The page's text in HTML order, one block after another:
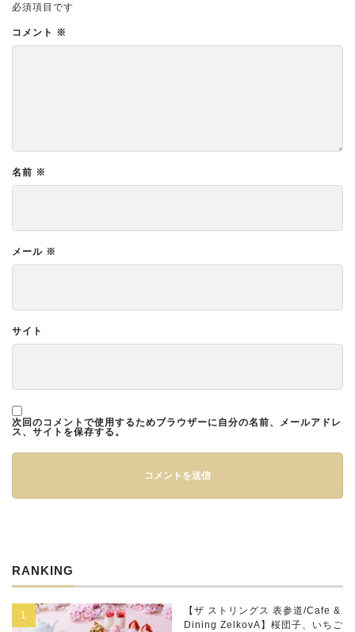
必須項目です
コメント ※
名前 ※
メール ※
サイト
次回のコメントで使用するためブラウザーに自分の名前、メールアドレ
ス、サイトを保存する。
RANKING
【ザ ストリングス 表参道/Cafe &
Dining ZelkovA】桜団子、いちご